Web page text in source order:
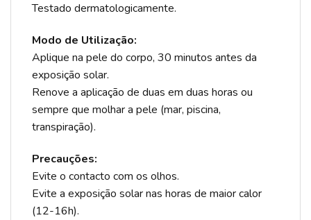
Testado dermatologicamente.
Modo de Utilização:
Aplique na pele do corpo, 30 minutos antes da
exposição solar.
Renove a aplicação de duas em duas horas ou
sempre que molhar a pele (mar, piscina,
transpiração).
Precauções:
Evite o contacto com os olhos.
Evite a exposição solar nas horas de maior calor
(12-16h).